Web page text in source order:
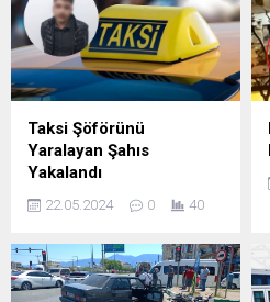
Taksi Şöförünü
Yaralayan Şahıs
Yakalandı
22.05.2024 0 40